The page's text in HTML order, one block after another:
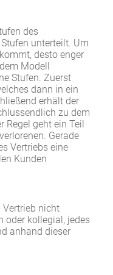
des
unterteilt. Um
desto enger
Modell
Stufen. Zuerst
dann in ein
erhält der
zu dem
Regel geht ein Teil
Gerade
Vertriebs eine
Kunden
nicht
oder kollegial, jedes
anhand dieser